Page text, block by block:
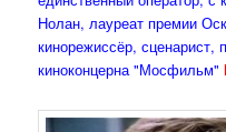
Нолан, лауреат премии
кинорежиссёр, сценарист,
киноконцерна "Мосфильм"